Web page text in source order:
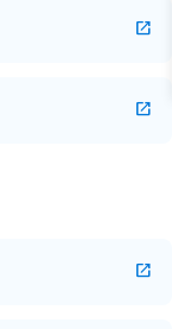
open_in_new
open_in_new
open_in_new